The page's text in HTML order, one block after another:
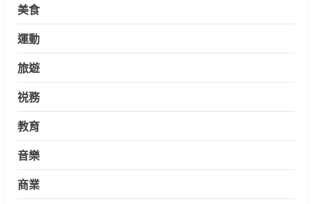
美食
運動
旅遊
祱務
教育
音樂
商業